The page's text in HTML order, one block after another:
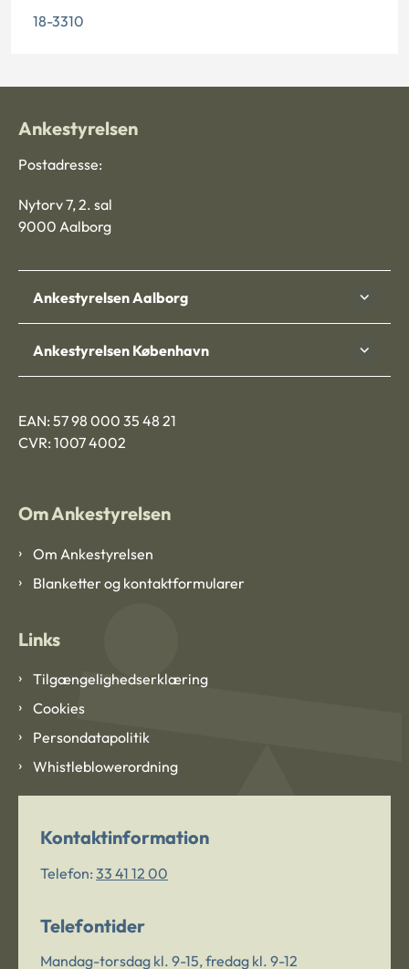
18-3310
Ankestyrelsen
Postadresse:
Nytorv 7, 2. sal
9000 Aalborg
Ankestyrelsen Aalborg
Ankestyrelsen København
EAN: 57 98 000 35 48 21
CVR: 1007 4002
Om Ankestyrelsen
Om Ankestyrelsen
Blanketter og kontaktformularer
Links
Tilgængelighedserklæring
Cookies
Persondatapolitik
Whistleblowerordning
Kontaktinformation
Telefon: 33 41 12 00
Telefontider
Mandag-torsdag kl. 9-15, fredag kl. 9-12